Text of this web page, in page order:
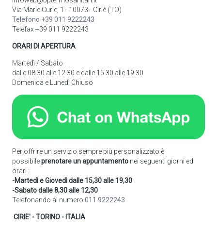
Via Marie Curie, 1 - 10073 - Ciriè (TO)
Telefono +39 011 9222243
Telefax +39 011 9222243
ORARI DI APERTURA
Martedì / Sabato
dalle 08.30 alle 12.30 e dalle 15.30 alle 19.30
Domenica e Lunedì Chiuso
Per offrire un servizio sempre più personalizzato è
possibileprenotare un appuntamento nei seguenti giorni ed
orari :
-Martedì e Giovedì dalle 15,30 alle 19,30
-Sabato dalle 8,30 alle 12,30
Telefonando al numero 011 9222243
CIRIE' - TORINO - ITALIA